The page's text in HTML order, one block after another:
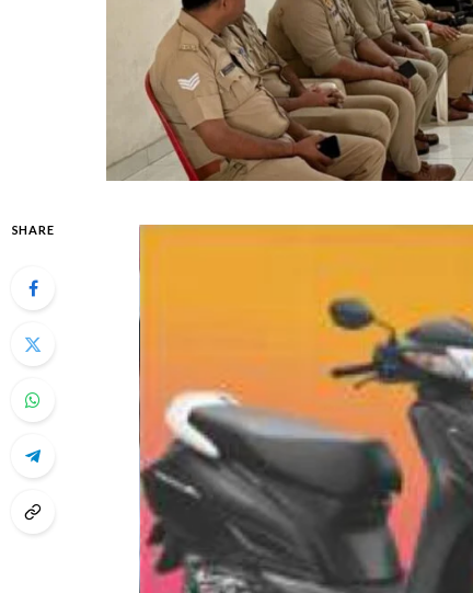
SHARE